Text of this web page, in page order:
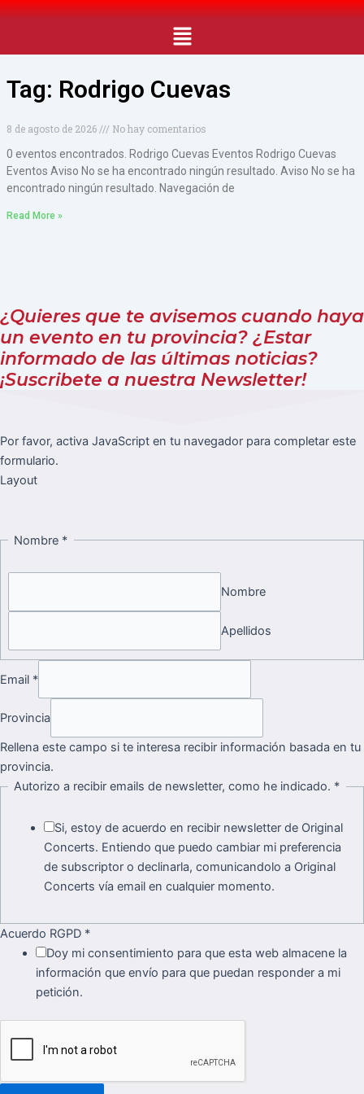
Ir
Menú
Tag: Rodrigo Cuevas
8 de agosto de 2026
No hay comentarios
0 eventos encontrados. Rodrigo Cuevas Eventos Rodrigo Cuevas
Eventos Aviso No se ha encontrado ningún resultado. Aviso No se ha
encontrado ningún resultado. Navegación de
Read More »
¿Quieres que te avisemos cuando haya
un evento en tu provincia? ¿Estar
informado de las últimas noticias?
¡Suscribete a nuestra Newsletter!
Por favor, activa JavaScript en tu navegador para completar este
formulario.
Layout
Nombre *
Nombre
Apellidos
Email *
Provincia
Rellena este campo si te interesa recibir información basada en tu
provincia.
Autorizo a recibir emails de newsletter, como he indicado. *
Si, estoy de acuerdo en recibir newsletter de Original
Concerts. Entiendo que puedo cambiar mi preferencia
de subscriptor o declinarla, comunicandolo a Original
Concerts vía email en cualquier momento.
Acuerdo RGPD *
Doy mi consentimiento para que esta web almacene la
información que envío para que puedan responder a mi
petición.